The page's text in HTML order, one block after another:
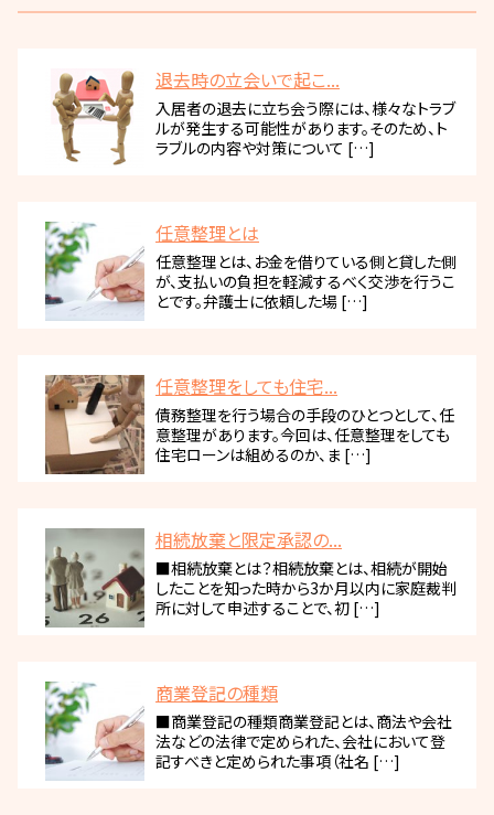
退去時の立会いで起こ...
入居者の退去に立ち会う際には、様々なトラブ
ルが発生する可能性があります。そのため、ト
ラブルの内容や対策について […]
任意整理とは
任意整理とは、お金を借りている側と貸した側
が、支払いの負担を軽減するべく交渉を行うこ
とです。弁護士に依頼した場 […]
任意整理をしても住宅...
債務整理を行う場合の手段のひとつとして、任
意整理があります。今回は、任意整理をしても
住宅ローンは組めるのか、ま […]
相続放棄と限定承認の...
■相続放棄とは？相続放棄とは、相続が開始
したことを知った時から3か月以内に家庭裁判
所に対して申述することで、初 […]
商業登記の種類
■商業登記の種類商業登記とは、商法や会社
法などの法律で定められた、会社において登
記すべきと定められた事項（社名 […]